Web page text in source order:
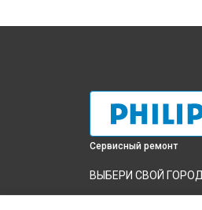
Сервисный ремонт
ВЫБЕРИ СВОЙ ГОРОД